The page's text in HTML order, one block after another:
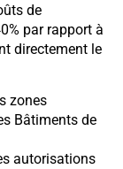
de
par rapport à
directement le
zones
Bâtiments de
autorisations